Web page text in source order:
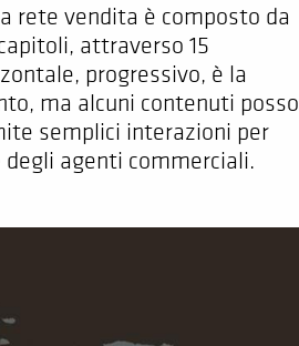
rete vendita è composto da
attraverso 15
progressivo, è la
ma alcuni contenuti posso
semplici interazioni per
agenti commerciali.